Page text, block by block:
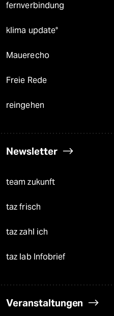
fernverbindung
klima update°
Mauerecho
Freie Rede
reingehen
Newsletter
team zukunft
taz frisch
taz zahl ich
taz lab Infobrief
Veranstaltungen